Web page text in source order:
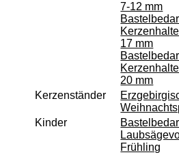
Unterbänke für
Verschiedenes
Erzgebirgisches
Dekoration Ostern &
Kletterfiguren
7-12 mm
17 mm
20 mm
Kerzenständer
Kinder
Frühling